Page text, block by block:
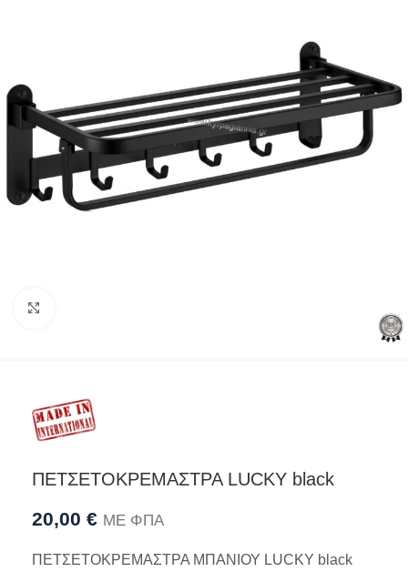
ΠΕΤΣΕΤΟΚΡΕΜΑΣΤΡΑ LUCKY black
20,00 € ΜΕ ΦΠΑ
ΠΕΤΣΕΤΟΚΡΕΜΑΣΤΡΑ ΜΠΑΝΙΟΥ LUCKY black